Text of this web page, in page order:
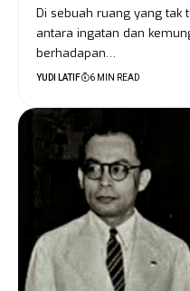
Di sebuah ruang yang
antara ingatan dan
berhadapan…
YUDI LATIF 6 MIN READ